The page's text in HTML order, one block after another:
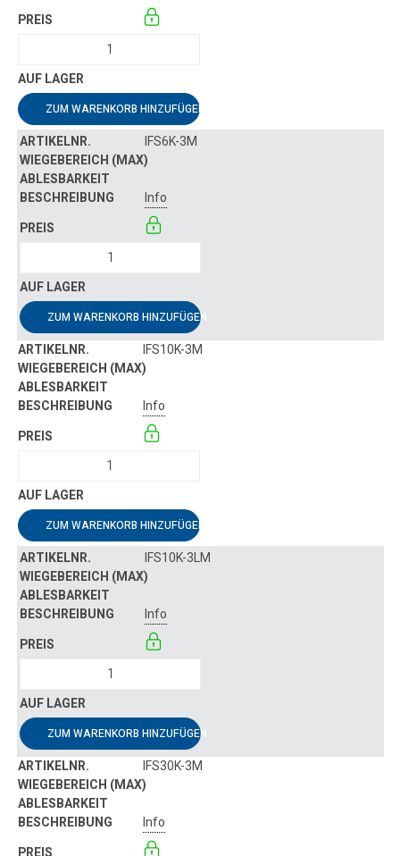
ZUM WARENKORB HINZUFÜGEN
IFS6K-3M
Info
ZUM WARENKORB HINZUFÜGEN
IFS10K-3M
Info
ZUM WARENKORB HINZUFÜGEN
IFS10K-3LM
Info
ZUM WARENKORB HINZUFÜGEN
IFS30K-3M
Info